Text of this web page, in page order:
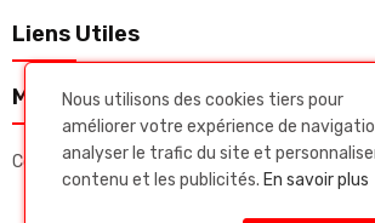
Liens Utiles
Mon Compte
Copyright © Daluz developpeent. Tous droits
Nous utilisons des cookies tiers pour
améliorer votre expérience de
analyser le trafic du site et
contenu et les publicités. En savoir plus